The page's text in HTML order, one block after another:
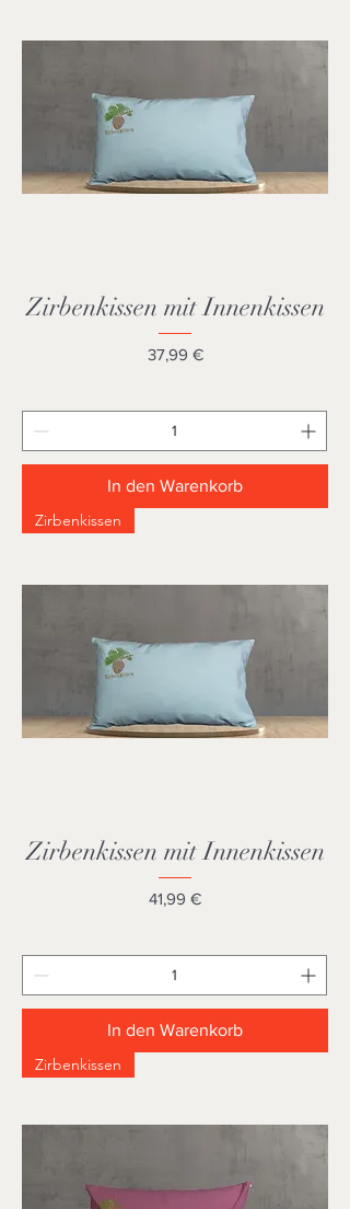
Zirbenkissen mit Innenkissen
Preis
37,99 €
In den Warenkorb
Zirbenkissen
Zirbenkissen mit Innenkissen
Preis
41,99 €
In den Warenkorb
Zirbenkissen